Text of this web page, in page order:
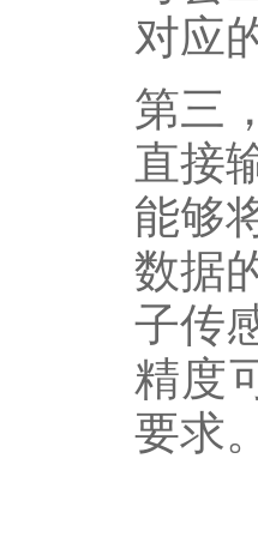
对应
第三
直接
能够
数据
子传
精度
要求